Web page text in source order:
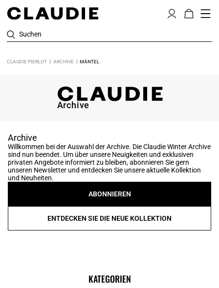
Suchen
CLAUDIE PIERLOT ARCHIVE MÄNTEL
Archive
Archive
Willkommen bei der Auswahl der Archive. Die Claudie Winter Archive
sind nun beendet. Um über unsere Neuigkeiten und exklusiven
privaten Angebote informiert zu bleiben, abonnieren Sie gern
unseren Newsletter und entdecken Sie unsere aktuelle Kollektion
und Neuheiten.
ABONNIEREN
ENTDECKEN SIE DIE NEUE KOLLEKTION
KATEGORIEN